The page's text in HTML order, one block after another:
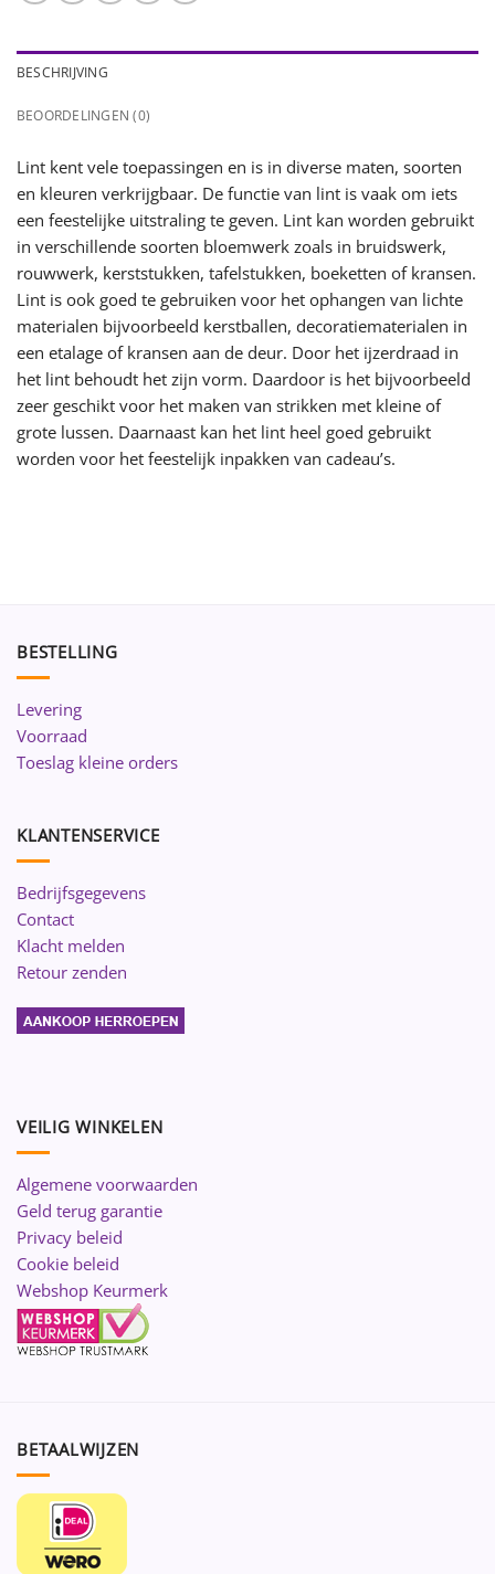
BESCHRIJVING
BEOORDELINGEN (0)
Lint kent vele toepassingen en is in diverse maten, soorten
en kleuren verkrijgbaar. De functie van lint is vaak om iets
een feestelijke uitstraling te geven. Lint kan worden gebruikt
in verschillende soorten bloemwerk zoals in bruidswerk,
rouwwerk, kerststukken, tafelstukken, boeketten of kransen.
Lint is ook goed te gebruiken voor het ophangen van lichte
materialen bijvoorbeeld kerstballen, decoratiematerialen in
een etalage of kransen aan de deur. Door het ijzerdraad in
het lint behoudt het zijn vorm. Daardoor is het bijvoorbeeld
zeer geschikt voor het maken van strikken met kleine of
grote lussen. Daarnaast kan het lint heel goed gebruikt
worden voor het feestelijk inpakken van cadeau’s.
BESTELLING
Levering
Voorraad
Toeslag kleine orders
KLANTENSERVICE
Bedrijfsgegevens
Contact
Klacht melden
Retour zenden
VEILIG WINKELEN
Algemene voorwaarden
Geld terug garantie
Privacy beleid
Cookie beleid
Webshop Keurmerk
BETAALWIJZEN